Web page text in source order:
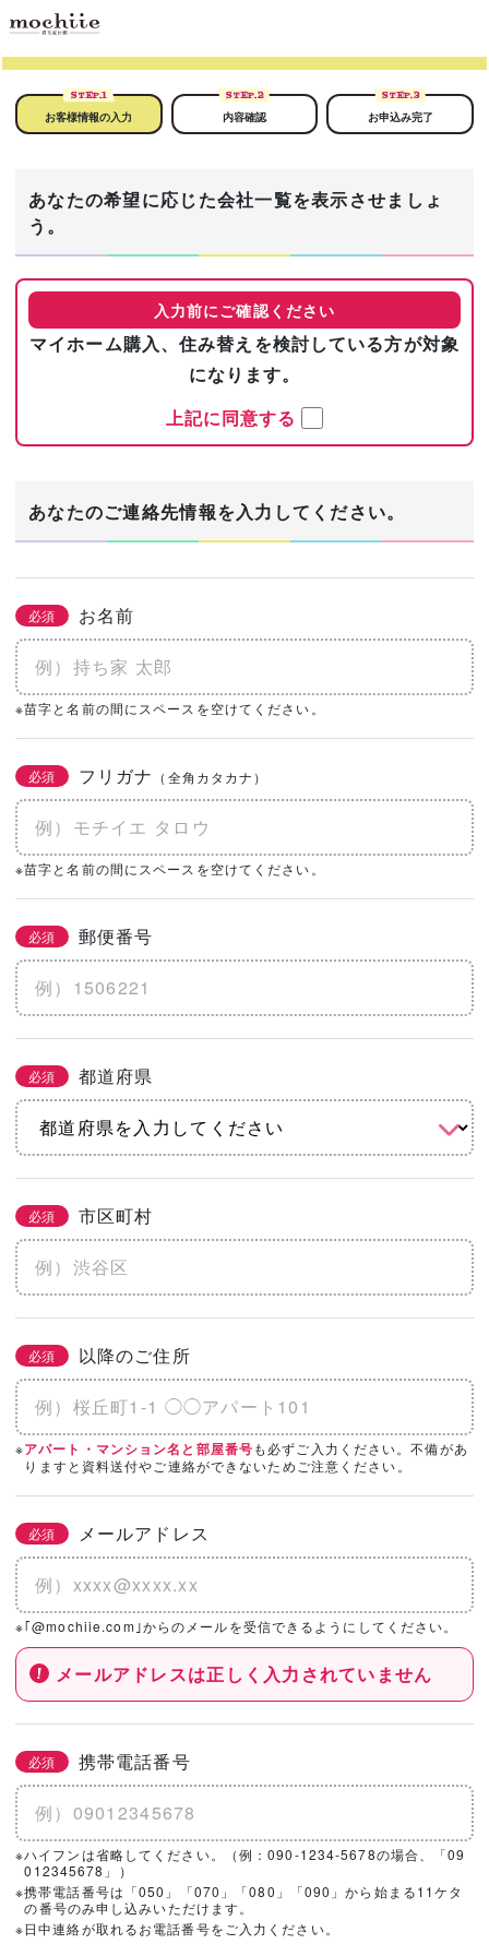
STEP.1
お客様情報の入力
STEP.2
内容確認
STEP.3
お申込み完了
あなたの希望に応じた会社一覧を表示させましょ
う。
入力前にご確認ください
マイホーム購入、住み替えを検討している方が対象
になります。
上記に同意する
必須 あなたの生年月日
必須 土地の有無
なし あり 購入予定がある
0㎡
2/3 必須 こだわりをチェック
機能
省エネ・エコ
防音
そのほかのこだわりを見る
3/3
必須 「カタログ請求」「相談・見学」したい会
社を選択！
基本情報とこだわりの条件を設定いただくと、
こちらのエリアにハウスメーカー・工務店が表示されます。
あなたのご連絡先情報を入力してください。
必須 お名前
※苗字と名前の間にスペースを空けてください。
必須 フリガナ （全角カタカナ）
※苗字と名前の間にスペースを空けてください。
必須 郵便番号
必須 都道府県
必須 市区町村
必須 以降のご住所
※アパート・マンション名と部屋番号も必ずご入力ください。不備があ
りますと資料送付やご連絡ができないためご注意ください。
必須 メールアドレス
※｢@mochiie.com｣からのメールを受信できるようにしてください。
メールアドレスは正しく入力されていません
必須 携帯電話番号
※ハイフンは省略してください。（例：090-1234-5678の場合、「09
012345678」）
※携帯電話番号は「050」「070」「080」「090」から始まる11ケタ
の番号のみ申し込みいただけます。
※日中連絡が取れるお電話番号をご入力ください。